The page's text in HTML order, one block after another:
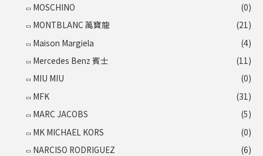
MOSCHINO
(0)
MONTBLANC 萬寶龍
(21)
Maison Margiela
(4)
Mercedes Benz 賓士
(11)
MIU MIU
(0)
MFK
(31)
MARC JACOBS
(5)
MK MICHAEL KORS
(0)
NARCISO RODRIGUEZ
(6)